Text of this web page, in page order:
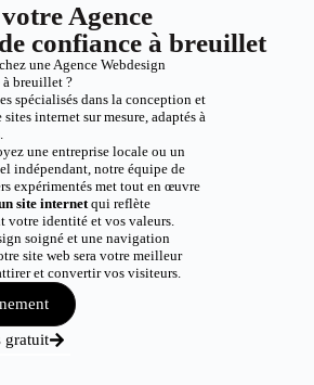
Agence
confiance à breuillet
une Agence Webdesign
à breuillet ?
spécialisés dans la conception et
internet sur mesure, adaptés à
une entreprise locale ou un
indépendant, notre équipe de
expérimentés met tout en œuvre
site internetqui reflète
votre identité et vos valeurs.
soigné et une navigation
site web sera votre meilleur
et convertir vos visiteurs.
gratuit